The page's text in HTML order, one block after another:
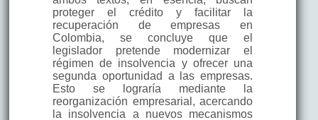
proteger el crédito y facilitar la
recuperación de empresas en
Colombia, se concluye que el
legislador pretende modernizar el
régimen de insolvencia y ofrecer una
segunda oportunidad a las empresas.
Esto se lograría mediante la
reorganización empresarial, acercando
la insolvencia a nuevos mecanismos